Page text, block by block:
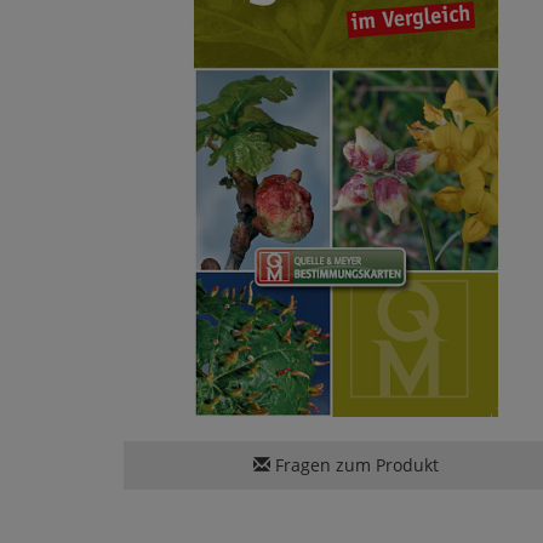
Fragen zum Produkt